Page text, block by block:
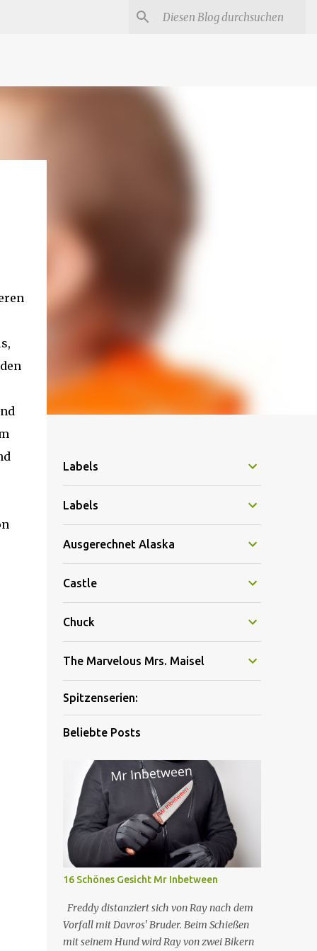
Labels
Labels
Ausgerechnet Alaska
Castle
Chuck
The Marvelous Mrs. Maisel
Spitzenserien:
Beliebte Posts
16 Schönes Gesicht Mr Inbetween
Freddy distanziert sich von Ray nach dem
Vorfall mit Davros' Bruder. Beim Schießen
mit seinem Hund wird Ray von zwei Bikern